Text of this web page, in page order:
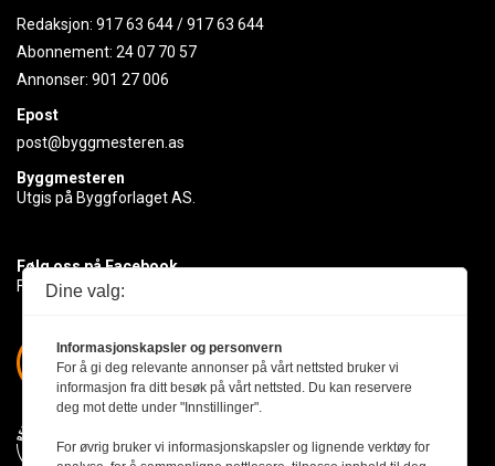
Redaksjon: 917 63 644/917 63 644
Abonnement: 24 07 70 57
Annonser: 901 27 006
Epost
post@byggmesteren.as
Byggmesteren
Utgis på Byggforlaget AS.
Følg oss på Facebook
Få med deg det siste innen byggebransjen
Dine valg:
Informasjonskapsler og personvern
For å gi deg relevante annonser på vårt nettsted bruker vi
informasjon fra ditt besøk på vårt nettsted. Du kan reservere
deg mot dette under "Innstillinger".
For øvrig bruker vi informasjonskapsler og lignende verktøy for